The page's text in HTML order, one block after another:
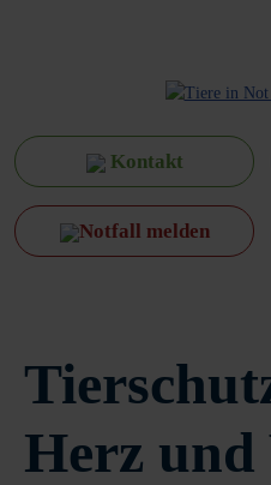
Kontakt
Notfall melden
Herz und